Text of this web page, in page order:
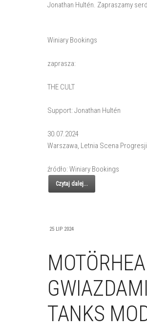
Jonathan Hultén. Zapraszamy
Winiary Bookings
zaprasza:
THE CULT
Support: Jonathan Hultén
30.07.2024
Warszawa, Letnia Scena Progresji
źródło: Winiary Bookings
Czytaj dalej...
25 LIP 2024
TANKS